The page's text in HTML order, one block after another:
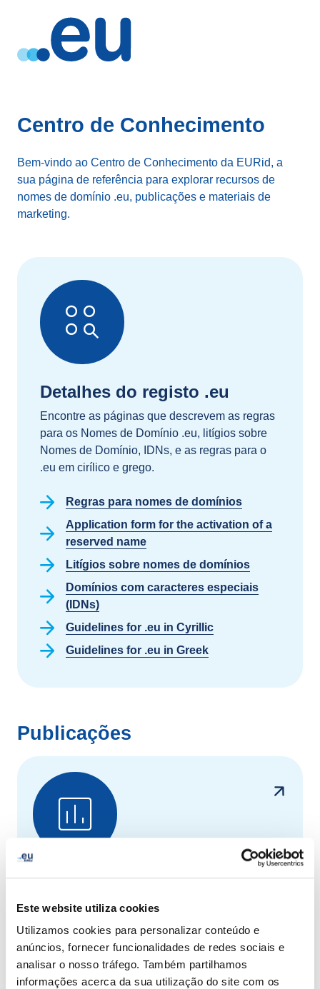
Este website utiliza cookies
Utilizamos cookies para personalizar conteúdo e
anúncios, fornecer funcionalidades de redes sociais e
analisar o nosso tráfego. Também partilhamos
informações acerca da sua utilização do site com os
Centro de Conhecimento
Bem-vindo ao Centro de Conhecimento da EURid, a
sua página de referência para explorar recursos de
nomes de domínio .eu, publicações e materiais de
marketing.
Detalhes do registo .eu
Encontre as páginas que descrevem as regras
para os Nomes de Domínio .eu, litígios sobre
Nomes de Domínio, IDNs, e as regras para o
.eu em cirílico e grego.
Regras para nomes de domínios
Application form for the activation of a
reserved name
Litígios sobre nomes de domínios
Domínios com caracteres especiais
(IDNs)
Guidelines for .eu in Cyrillic
Guidelines for .eu in Greek
Publicações
Relatórios Anuais e
Trimestrais
Os relatórios anuais e trimestrais da EURid
proporcionam uma visão geral das
tendências de registo e incluem estatísticas
detalhadas sobre os registos na autoridade